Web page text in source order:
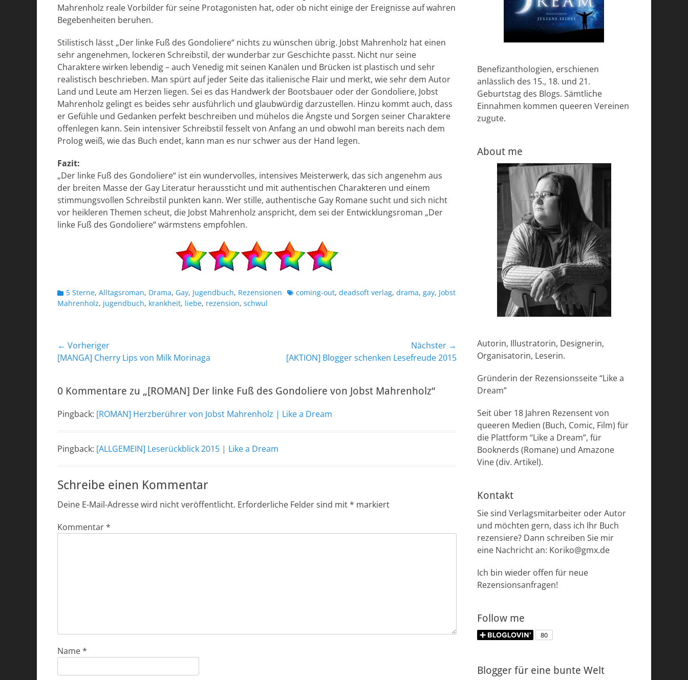
Mahrenholz reale Vorbilder für seine Protagonisten hat, oder ob nicht einige der Ereignisse auf wahren
Begebenheiten beruhen.
Stilistisch lässt „Der linke Fuß des Gondoliere“ nichts zu wünschen übrig. Jobst Mahrenholz hat einen
sehr angenehmen, lockeren Schreibstil, der wunderbar zur Geschichte passt. Nicht nur seine
Charaktere wirken lebendig – auch Venedig mit seinen Kanälen und Brücken ist plastisch und sehr
realistisch beschrieben. Man spürt auf jeder Seite das italienische Flair und merkt, wie sehr dem Autor
Land und Leute am Herzen liegen. Sei es das Handwerk der Bootsbauer oder der Gondoliere, Jobst
Mahrenholz gelingt es beides sehr ausführlich und glaubwürdig darzustellen. Hinzu kommt auch, dass
er Gefühle und Gedanken perfekt beschreiben und mühelos die Ängste und Sorgen seiner Charaktere
offenlegen kann. Sein intensiver Schreibstil fesselt von Anfang an und obwohl man bereits nach dem
Prolog weiß, wie das Buch endet, kann man es nur schwer aus der Hand legen.
Fazit:
„Der linke Fuß des Gondoliere“ ist ein wundervolles, intensives Meisterwerk, das sich angenehm aus
der breiten Masse der Gay Literatur heraussticht und mit authentischen Charakteren und einem
stimmungsvollen Schreibstil punkten kann. Wer stille, authentische Gay Romane sucht und sich nicht
vor heikleren Themen scheut, die Jobst Mahrenholz anspricht, dem sei der Entwicklungsroman „Der
linke Fuß des Gondoliere“ wärmstens empfohlen.
Kategorien
5 Sterne, Alltagsroman, Drama, Gay, Jugendbuch, Rezensionen Schlagworte
coming-out, deadsoft verlag, drama, gay, Jobst
Mahrenholz, jugendbuch, krankheit, liebe, rezension, schwul
Beitragsnavigation
← Vorheriger
Vorheriger
[MANGA] Cherry Lips von Milk Morinaga
Nächster →
Nächster[AKTION] Blogger schenken Lesefreude 2015
0 Kommentare zu „[ROMAN] Der linke Fuß des Gondoliere von Jobst Mahrenholz“
Pingback: [ROMAN] Herzberührer von Jobst Mahrenholz | Like a Dream
Pingback: [ALLGEMEIN] Leserückblick 2015 | Like a Dream
Schreibe einen Kommentar
Deine E-Mail-Adresse wird nicht veröffentlicht. Erforderliche Felder sind mit* markiert
Kommentar*
Name*
Benefizanthologien, erschienen
anlässlich des 15., 18. und 21.
Geburtstag des Blogs. Sämtliche
Einnahmen kommen queeren Vereinen
zugute.
About me
Autorin, Illustratorin, Designerin,
Organisatorin, Leserin.
Gründerin der Rezensionsseite “Like a
Dream”
Seit über 18 Jahren Rezensent von
queeren Medien (Buch, Comic, Film) für
die Plattform “Like a Dream”, für
Booknerds (Romane) und Amazone
Vine (div. Artikel).
Kontakt
Sie sind Verlagsmitarbeiter oder Autor
und möchten gern, dass ich Ihr Buch
rezensiere? Dann schreiben Sie mir
eine Nachricht an: Koriko@gmx.de
Ich bin wieder offen für neue
Rezensionsanfragen!
Follow me
Blogger für eine bunte Welt